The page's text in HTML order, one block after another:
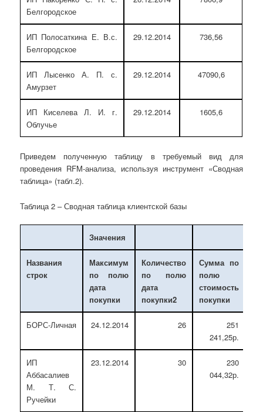
Белгородское
ИП Полосаткина Е. В.с.
Белгородское
29.12.2014 736,56
ИП Лысенко А. П. с.
Амурзет
29.12.2014 47090,6
ИП Киселева Л. И. г.
Облучье
29.12.2014 1605,6
Приведем полученную таблицу в требуемый вид для
проведения RFM-анализа, используя инструмент «Сводная
таблица» (табл.2).
Таблица 2 – Сводная таблица клиентской базы
Значения
Названия
строк
Максимум
по полю
дата
покупки
Количество
по полю
дата
покупки2
Сумма по
полю
стоимость
покупки
БОРС-Личная 24.12.2014 26
251
241,25р.
ИП
Аббасалиев
М. Т. С.
Ручейки
23.12.2014 30
230
044,32р.